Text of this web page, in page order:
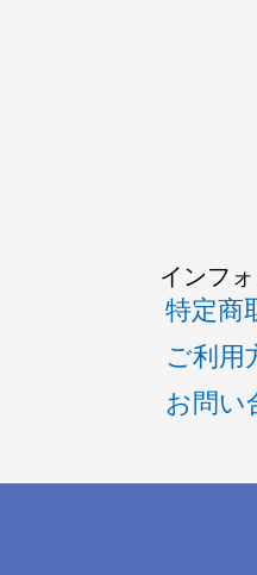
インフ
特定商
ご利用
お問い